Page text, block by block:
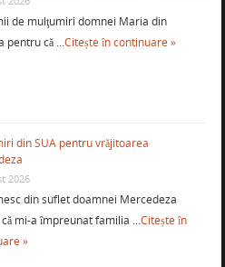
de mulţumiri domnei Maria din
pentru că …Citește în continuare »
din SUA pentru vrăjitoarea
2026
din suflet doamnei Mercedeza
mi-a împreunat familia …Citește în
»